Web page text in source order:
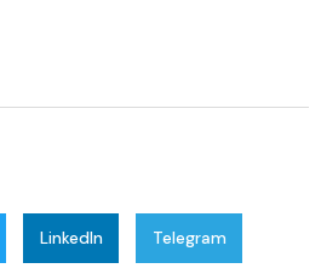
LinkedIn Telegram